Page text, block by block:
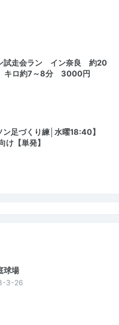
試走会ラン イン奈良 約20
約7～8分 3000円
足づくり練│水曜18:40】
【単発】
球場
3-26